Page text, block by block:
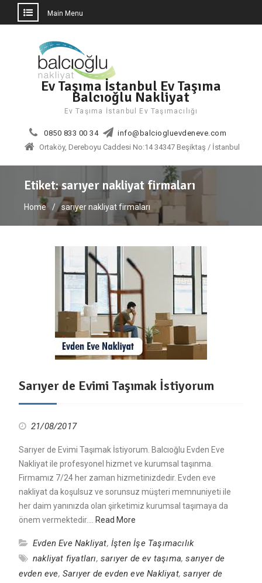
Main Menu
Ev Taşıma İstanbul Ev Taşıma
Balcıoğlu Nakliyat
Ev Taşıma İstanbul Ev Taşımacılığı
0850 833 00 34
info@balciogluevdeneve.com
Ortaköy, Dereboyu Caddesi No:14 34347 Beşiktaş / İstanbul
Etiket:sarıyer nakliyat firmaları
Home sarıyer nakliyat firmaları
Sarıyer de Evimi Taşımak İstiyorum
21/08/2017
Sarıyer de Evimi Taşımak İstiyorum. Balcıoğlu Evden Eve
Nakliyat ile profesyonel hizmet ve kurumsal taşınma.
Firmamız 7/24 her zaman hizmetinizdedir. Evden eve
nakliyat da koşulsuz ve sorunsuz müşteri memnuniyeti ile
her daim yanınızda olan şirketimiz kurumsal taşımaya da
önem vermektedir.… Read More
Evden Eve Nakliyat, İşten İşe Taşımacılık
nakliyat fiyatları, sarıyer de ev taşıma,sarıyer de
evden eve, Sarıyer de evden eve Nakliyat,sarıyer de